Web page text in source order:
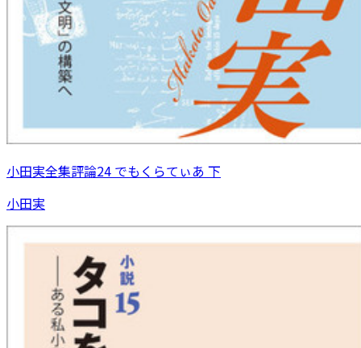
小田実全集評論24 でもくらてぃあ 下
小田実